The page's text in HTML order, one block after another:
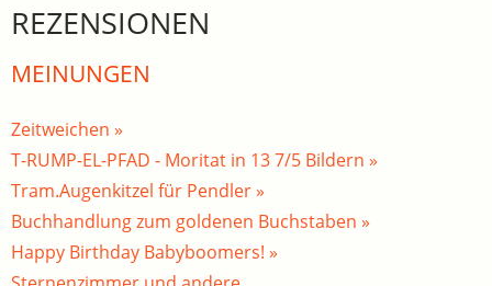
REZENSIONEN
MEINUNGEN
Zeitweichen »
T-RUMP-EL-PFAD - Moritat in 13 7/5 Bildern »
Tram.Augenkitzel für Pendler »
Buchhandlung zum goldenen Buchstaben »
Happy Birthday Babyboomers! »